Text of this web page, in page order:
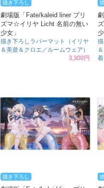
描き下ろし
劇場版「Fate/kaleid liner プリ
ズマ☆イリヤ Licht 名前の無い
少女」
描き下ろしラバーマット（イリヤ
＆美遊＆クロエ／ルームウェア）
3,300円
描き下ろし